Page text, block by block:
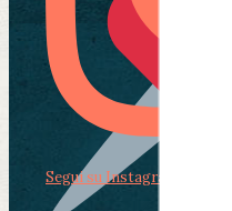
Segui su Instagram